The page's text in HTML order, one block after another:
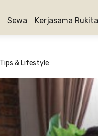
Sewa Kerjasama Rukita
Tips & Lifestyle